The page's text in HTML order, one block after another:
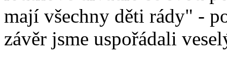
mají všechny děti rády" -
závěr jsme uspořádali